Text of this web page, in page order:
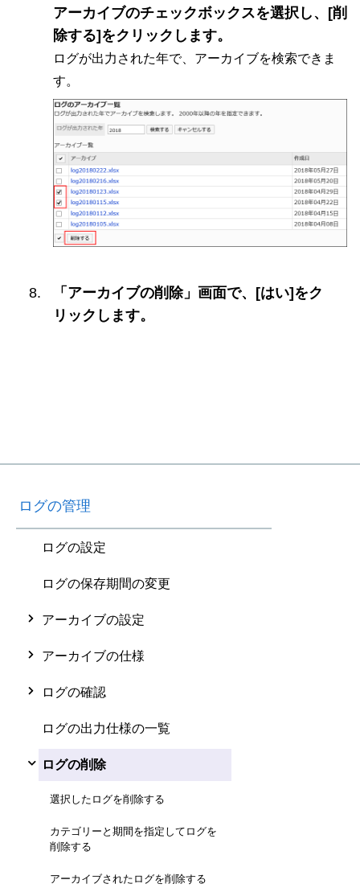
アーカイブのチェックボックスを選択し、[削
除する]をクリックします。
ログが出力された年で、アーカイブを検索できま
す。
「アーカイブの削除」画面で、[はい]をク
リックします。
ログの管理
ログの設定
ログの保存期間の変更
アーカイブの設定
アーカイブの仕様
ログの確認
ログの出力仕様の一覧
ログの削除
選択したログを削除する
カテゴリーと期間を指定してログを
削除する
アーカイブされたログを削除する